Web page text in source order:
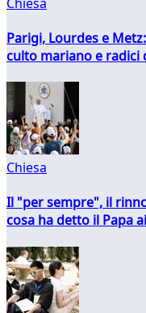
Parigi, Lourdes e
culto mariano e radici
Chiesa
Il "per sempre", il
cosa ha detto il Papa